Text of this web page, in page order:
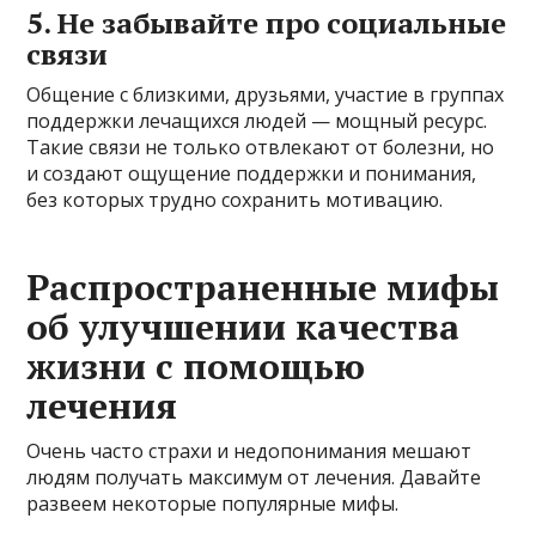
5. Не забывайте про социальные
связи
Общение с близкими, друзьями, участие в группах
поддержки лечащихся людей — мощный ресурс.
Такие связи не только отвлекают от болезни, но
и создают ощущение поддержки и понимания,
без которых трудно сохранить мотивацию.
Распространенные мифы
об улучшении качества
жизни с помощью
лечения
Очень часто страхи и недопонимания мешают
людям получать максимум от лечения. Давайте
развеем некоторые популярные мифы.